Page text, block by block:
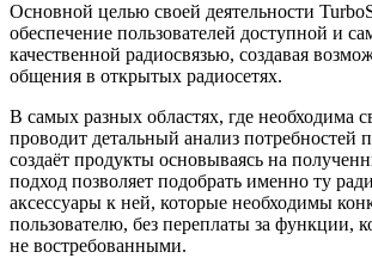
Основной целью своей деятельности
обеспечение пользователей доступной и
качественной радиосвязью, создавая
общения в открытых радиосетях.
В самых разных областях, где необходима
проводит детальный анализ потребностей
создаёт продукты основываясь на
подход позволяет подобрать именно ту
аксессуары к ней, которые необходимы
пользователю, без переплаты за функции,
не востребованными.